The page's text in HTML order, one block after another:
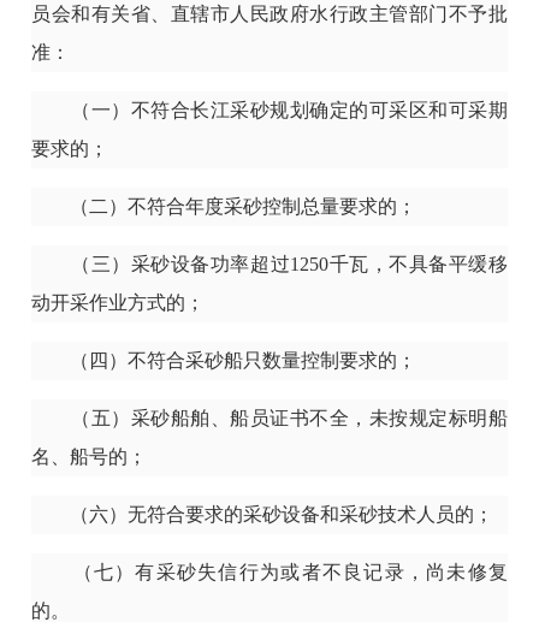
员会和有关省、直辖市人民政府水行政主管部门不予批
准：
（一）不符合长江采砂规划确定的可采区和可采期
要求的；
（二）不符合年度采砂控制总量要求的；
（三）采砂设备功率超过1250千瓦，不具备平缓移
动开采作业方式的；
（四）不符合采砂船只数量控制要求的；
（五）采砂船舶、船员证书不全，未按规定标明船
名、船号的；
（六）无符合要求的采砂设备和采砂技术人员的；
（七）有采砂失信行为或者不良记录，尚未修复
的。